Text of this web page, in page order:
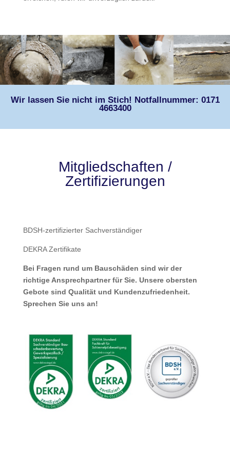
Wir lassen Sie nicht im Stich! Notfallnummer: 0171
4663400
Mitgliedschaften /
Zertifizierungen
BDSH-zertifizierter Sachverständiger
DEKRA Zertifikate
Bei Fragen rund um Bauschäden sind wir der
richtige Ansprechpartner für Sie. Unsere obersten
Gebote sind Qualität und Kundenzufriedenheit.
Sprechen Sie uns an!